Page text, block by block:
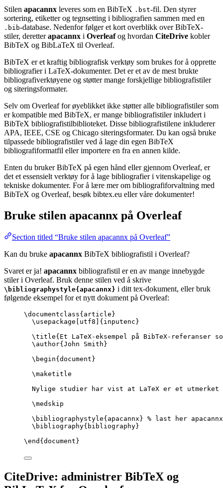
Stilen apacannx leveres som en BibTeX .bst-fil. Den styrer
sortering, etiketter og tegnsetting i bibliografien sammen med en
.bib-database. Nedenfor følger et kort overblikk over BibTeX-
stiler, deretterapacannx i Overleafog hvordan CiteDrive kobler
BibTeX og BibLaTeX til Overleaf.
BibTeX er et kraftig bibliografisk verktøy som brukes for å opprette
bibliografier i LaTeX-dokumenter. Det er et av de mest brukte
bibliografiverktøyene og støtter mange forskjellige bibliografistiler
og siteringsformater.
Selv om Overleaf for øyeblikket ikke støtter alle bibliografistiler som
er kompatible med BibTeX, er mange bibliografistiler inkludert i
BibTeX bibliografistilbiblioteket. Disse bibliografistilene inkluderer
APA, IEEE, CSE og Chicago siteringsformater. Du kan også bruke
tilpassede bibliografistiler ved å lage din egen BibTeX
bibliografiformatfil eller importere en fra en annen kilde.
Enten du bruker BibTeX på egen hånd eller gjennom Overleaf, er
det et essensielt verktøy for å lage bibliografier i vitenskapelige og
tekniske dokumenter. For å lære mer om bibliografiforvaltning med
BibTeX og Overleaf, besøk bibtex.eu eller våre dokumenter!
Bruke stilen apacannx på Overleaf
Section titled “Bruke stilen apacannx på Overleaf”
Kan du bruke apacannx BibTeX bibliografistil i Overleaf?
Svaret er ja! apacannx bibliografistil er en av mange innebygde
stiler i Overleaf. Bruk denne stilen ved å skrive
\bibliographystyle{apacannx} i ditt tex-dokument, eller bruk
følgende eksempel for et nytt dokument på Overleaf:
\documentclass{ article }
\usepackage
utf8 ]{ inputenc }
\title{Et LaTeX-eksempel på BibTeX-
\author{John Smith}
\begin{ document }
\maketitle
Nylige studier har vist at LaTeX er et utmerket
\medskip
\bibliographystyle{apacannx} % last her
\bibliography{bibliography}
\end { document }
CiteDrive: administrer BibTeX og